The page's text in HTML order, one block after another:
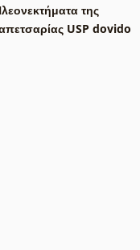
της
USP dovido